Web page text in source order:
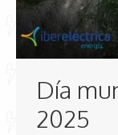
Día
2025